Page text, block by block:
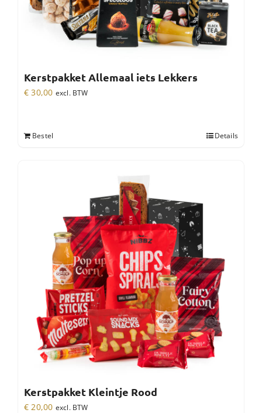
Kerstpakket Allemaal iets Lekkers
€ 30,00 excl. BTW
Bestel Details
Kerstpakket Kleintje Rood
€ 20,00 excl. BTW